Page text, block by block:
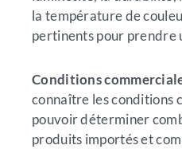
la température de
pertinents pour prendre
Conditions
connaître les conditions
pouvoir déterminer
produits importés et